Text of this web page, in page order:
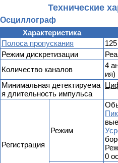
Технические
Осциллограф
Характеристика
Полоса пропускания
Режим дискретизации
Количество каналов
4
ия)
Минимальная детектируема
я длительность импульса
Регистрация
Режим
0